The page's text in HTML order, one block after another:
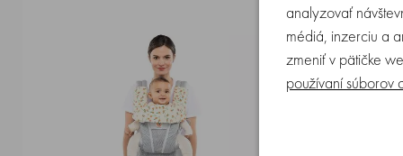
analyzovať
médiá, inzerciu a
zmeniť v pätičke
používaní súborov